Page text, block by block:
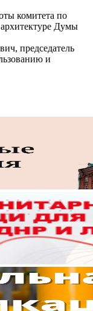
комитета по
архитектуре Думы
председатель
и